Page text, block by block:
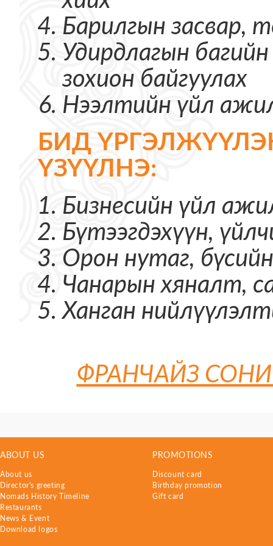
Барилгын засвар,
Удирдлагын
зохион байгуулах
Нээлтийн үйл
БИД
ҮЗҮҮЛНЭ:
Бизнесийн үйл
Бүтээгдэхүүн,
Орон нутаг,
Чанарын хяналт,
Ханган
ФРАНЧАЙЗ
ABOUT US
About us
Director's greeting
Nomads History Timeline
Restaurants
News & Event
Download logos
PROMOTIONS
Discount card
Birthday promotion
Gift card